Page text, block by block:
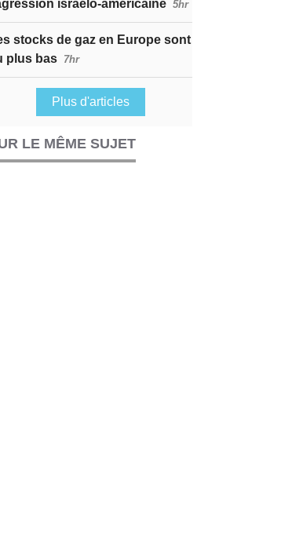
israélo-américaine 5hr
stocks de gaz en Europe sont
plus bas
7hr
Plus d'articles
LE MÊME SUJET